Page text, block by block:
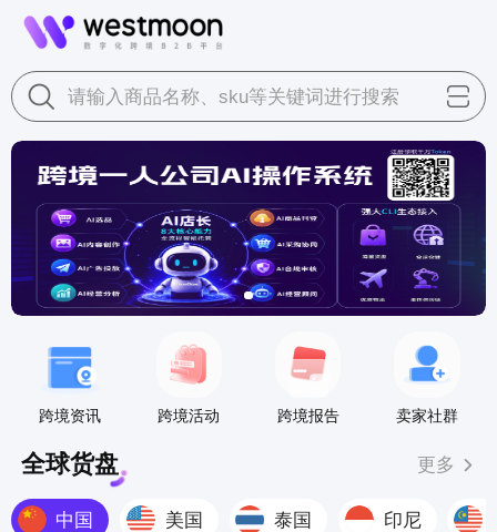
请输入商品名称、sku等关键词进行搜索
跨境资讯 跨境活动 跨境报告 卖家社群
全球货盘 更多
中国 美国 泰国 印尼